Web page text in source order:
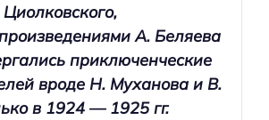
А. Беляева
приключенческие
вроде Н. Муханова и В.
в 1924 — 1925 гг.